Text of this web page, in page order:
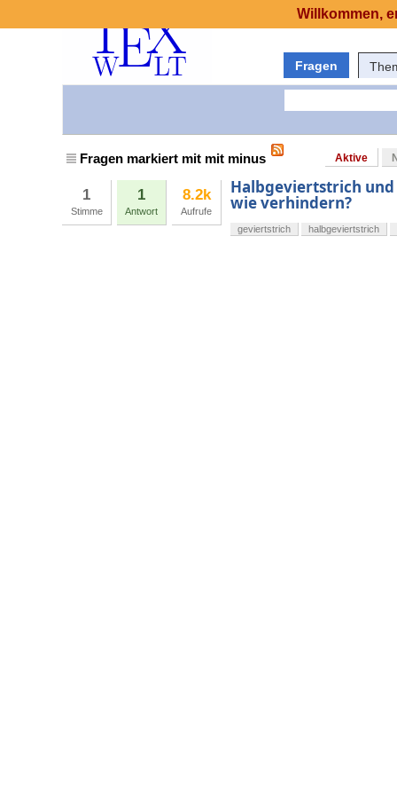
Fragen
Fragen markiert mit mit minus Aktive
1
Stimme
1
Antwort
8.2k
Aufrufe
Halbgeviertstrich
wie verhindern?
geviertstrich halbgeviertstrich
Willkommen,